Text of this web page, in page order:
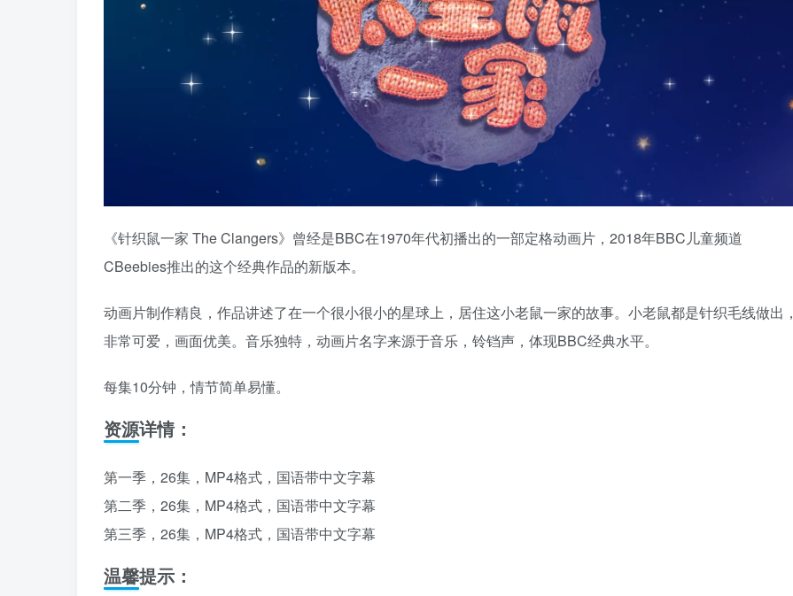
《针织鼠一家 The Clangers》曾经是BBC在1970年代初播出的一部定格动画片，2018年BBC儿童频道
CBeebies推出的这个经典作品的新版本。
动画片制作精良，作品讲述了在一个很小很小的星球上，居住这小老鼠一家的故事。小老鼠都是针织毛线做出，
非常可爱，画面优美。音乐独特，动画片名字来源于音乐，铃铛声，体现BBC经典水平。
每集10分钟，情节简单易懂。
资源详情：
第一季，26集，MP4格式，国语带中文字幕
第二季，26集，MP4格式，国语带中文字幕
第三季，26集，MP4格式，国语带中文字幕
温馨提示：